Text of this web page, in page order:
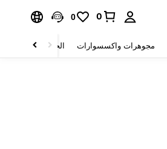
0
0
مجوهرات واكسسوارات الحقائب والأمتعة